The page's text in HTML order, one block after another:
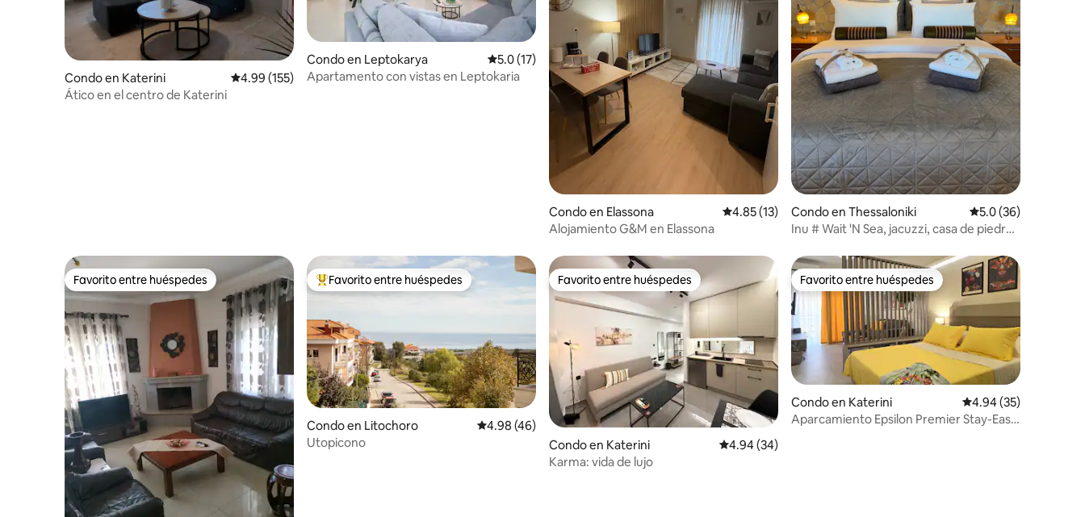
Condo en Katerini Calificación promedio: 4.99 de 5, 155 reseñas
4.99 (155)
Ático en el centro de Katerini
Condo en Leptokarya Calificación promedio: 5.0 de 5, 17 reseñas
5.0 (17)
Apartamento con vistas en Leptokaria
Condo en Elassona Calificación promedio: 4.85 de 5, 13 reseñas
4.85 (13)
Alojamiento G&M en Elassona
Condo en Thessaloniki Calificación
5.0 (36)
Inu # Wait 'N Sea, jacuzzi, casa de piedra
Favorito entre huéspedes
Favorito entre huéspedes Favorito entre huéspedes preferido
Favorito entre huéspedes
Condo en Litochoro Calificación promedio: 4.98 de 5, 46 reseñas
4.98 (46)
Utopicono
Favorito entre huéspedes
Favorito entre huéspedes
Condo en Katerini Calificación promedio: 4.94 de 5, 34 reseñas
4.94 (34)
Karma: vida de lujo
Favorito entre huéspedes
Favorito entre huéspedes
Condo en Katerini Calificación
4.94 (35)
Aparcamiento Epsilon Premier Stay-Easy